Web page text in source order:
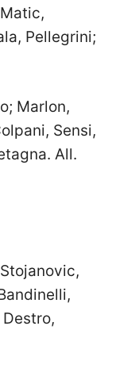
Pellegrini;
Marlon,
Sensi,
All.